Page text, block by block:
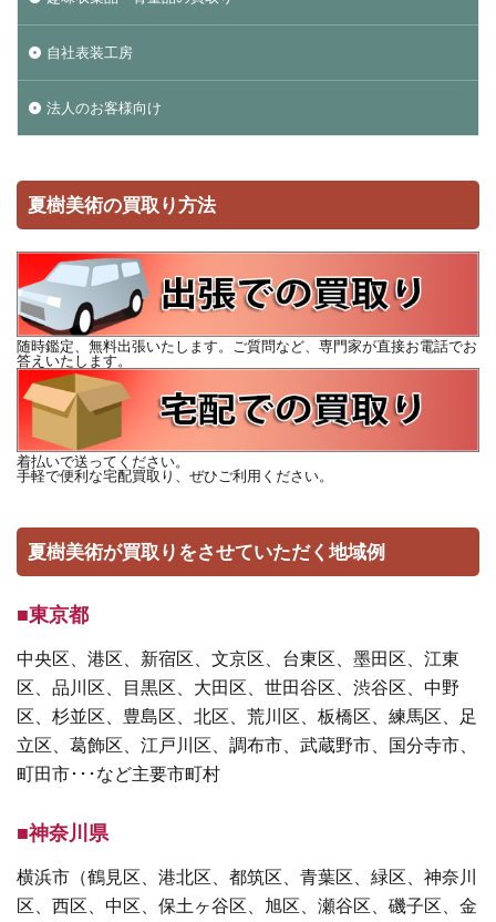
自社表装工房
法人のお客様向け
夏樹美術の買取り方法
随時鑑定、無料出張いたします。ご質問など、専門家が直接お電話でお
答えいたします。
着払いで送ってください。
手軽で便利な宅配買取り、ぜひご利用ください。
夏樹美術が買取りをさせていただく地域例
■東京都
中央区、港区、新宿区、文京区、台東区、墨田区、江東
区、品川区、目黒区、大田区、世田谷区、渋谷区、中野
区、杉並区、豊島区、北区、荒川区、板橋区、練馬区、足
立区、葛飾区、江戸川区、調布市、武蔵野市、国分寺市、
町田市･･･など主要市町村
■神奈川県
横浜市（鶴見区、港北区、都筑区、青葉区、緑区、神奈川
区、西区、中区、保土ヶ谷区、旭区、瀬谷区、磯子区、金